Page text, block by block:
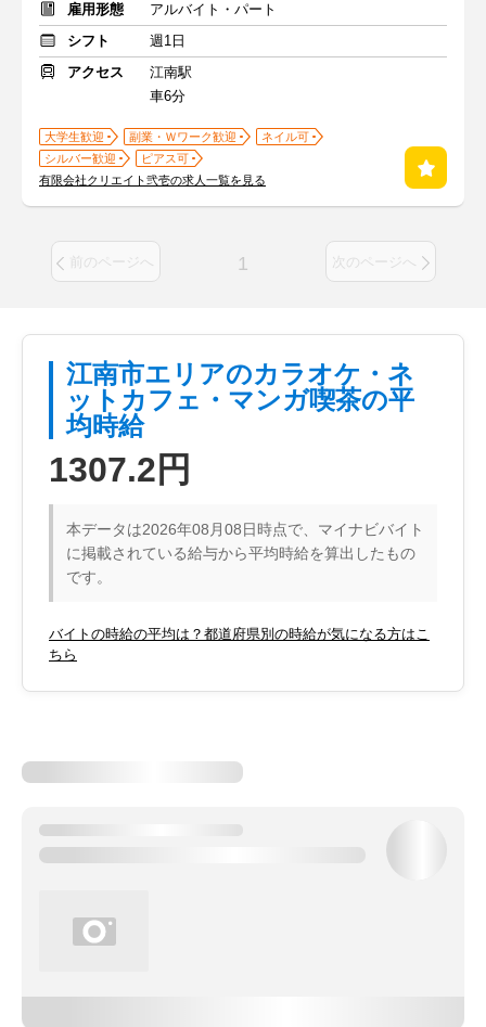
雇用形態
アルバイト・パート
シフト
週1日
アクセス
江南駅
車6分
大学生歓迎 副業・Ｗワーク歓迎
ネイル可
シルバー歓迎
ピアス可
有限会社クリエイト弐壱の求人一覧を見る
前のページへ 1 次のページへ
江南市エリアのカラオケ・ネ
ットカフェ・マンガ喫茶の平
均時給
1307.2円
本データは2026年08月08日時点で、マイナビバイト
に掲載されている給与から平均時給を算出したもの
です。
バイトの時給の平均は？都道府県別の時給が気になる方はこ
ちら